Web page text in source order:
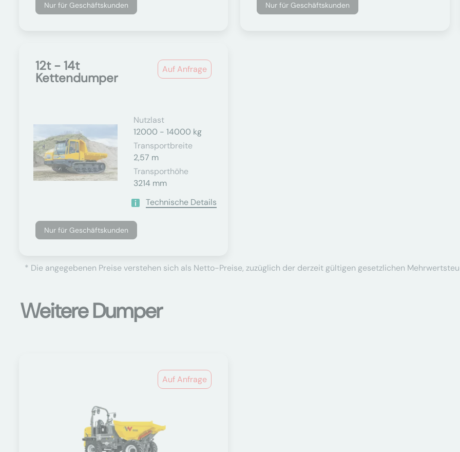
Nur für Geschäftskunden Nur für Geschäftskunden
Auf Anfrage
12t - 14t
Kettendumper
Nutzlast
12000 - 14000 kg
Transportbreite
2,57 m
Transporthöhe
3214 mm
Technische Details
Nur für Geschäftskunden
* Die angegebenen Preise verstehen sich als Netto-Preise, zuzüglich der derzeit gültigen gesetzlichen
Weitere Dumper
Auf Anfrage